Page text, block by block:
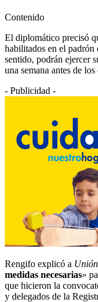
Contenido
El diplomático precisó
habilitados en el padrón
sentido, podrán ejercer
una semana antes de
- Publicidad -
Rengifo explicó a
medidas necesarias»
que hicieron la
y delegados de la